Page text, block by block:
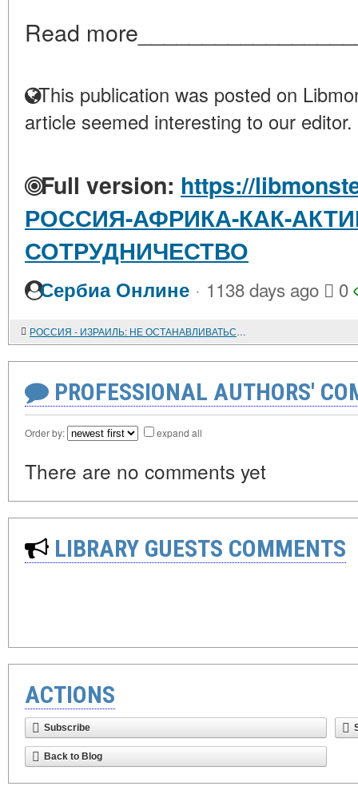
Read
This publication was posted on
article seemed interesting to our editor.
Full version: https://
РОССИЯ-АФРИКА-КАК-
СОТРУДНИЧЕСТВО
Сербиа Онлине · 1138 days ago 0
РОССИЯ - ИЗРАИЛЬ: НЕ ОСТАНАВЛИВАТЬСЯ НА ДОСТИГНУТОМ...
PROFESSIONAL AUTHORS'
Order by: expand all
There are no comments yet
LIBRARY GUESTS COMMENTS
ACTIONS
Subscribe
Back to Blog